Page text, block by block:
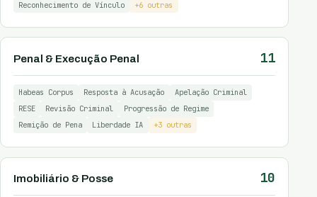
Reconhecimento de Vínculo
+6 outras
Penal & Execução Penal 11
Habeas Corpus Resposta à Acusação
Apelação Criminal
RESE
Revisão Criminal
Progressão de Regime
Remição de Pena
Liberdade IA +3 outras
Imobiliário & Posse 10